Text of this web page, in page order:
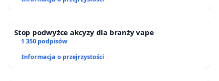
weterynarii, pomimo, iż istnieją alternatywne
metody kształcenia, stosowane z powodzeniem
Stop podwyżce akcyzy dla branży vape
1 350 podpisów
Informacja o przejrzystości